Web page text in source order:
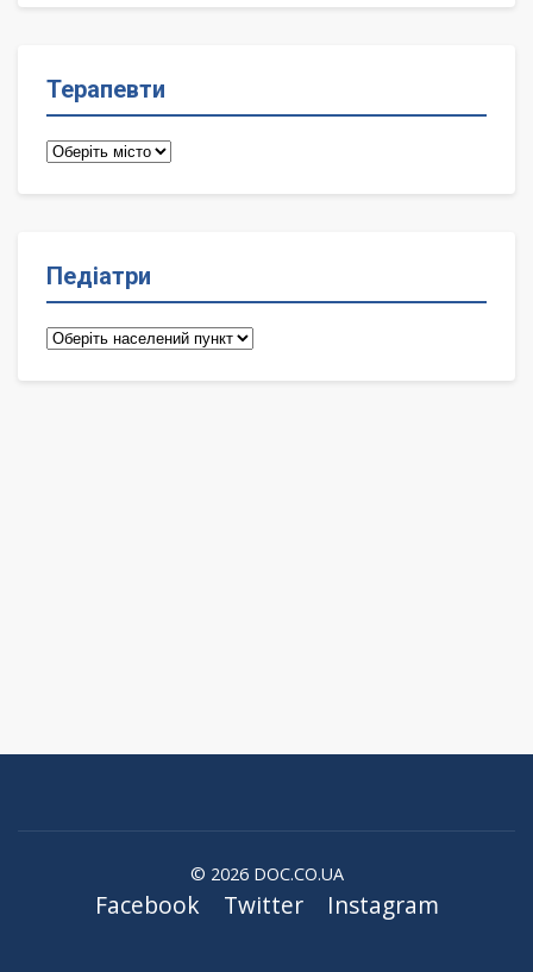
Терапевти
Терапевти
Педіатри
Педіатри
© 2026 DOC.CO.UA
Facebook Twitter Instagram